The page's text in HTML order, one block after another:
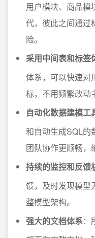
用户模块、商品模
代，彼此之间通过
险。
采用中间表和标签
体系，可以快速对
标，不用频繁改动
自动化数据建模工
和自动生成SQL的
团队协作更顺畅，
持续的监控和反馈
馈，及时发现模型
整模型架构。
强大的文档体系：